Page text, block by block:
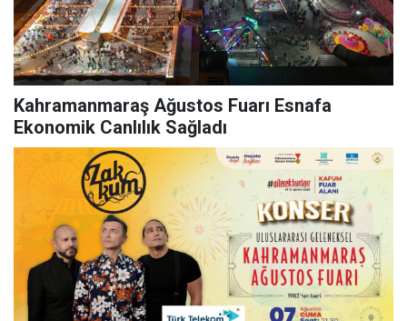
Kahramanmaraş Ağustos Fuarı Esnafa
Ekonomik Canlılık Sağladı